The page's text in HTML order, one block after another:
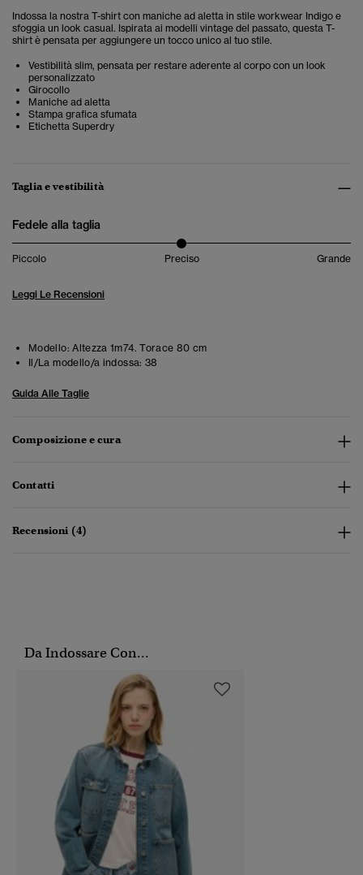
Indossa la nostra T-shirt con maniche ad aletta in stile workwear Indigo e
sfoggia un look casual. Ispirata ai modelli vintage del passato, questa T-
shirt è pensata per aggiungere un tocco unico al tuo stile.
Vestibilità slim, pensata per restare aderente al corpo con un look
personalizzato
Girocollo
Maniche ad aletta
Stampa grafica sfumata
Etichetta Superdry
Taglia e vestibilità
Fedele alla taglia
Piccolo Preciso Grande
Leggi Le Recensioni
Modello: Altezza 1m74. Torace 80 cm
Il/La modello/a indossa: 38
Guida Alle Taglie
Composizione e cura
Contatti
Recensioni (4)
Da Indossare Con...